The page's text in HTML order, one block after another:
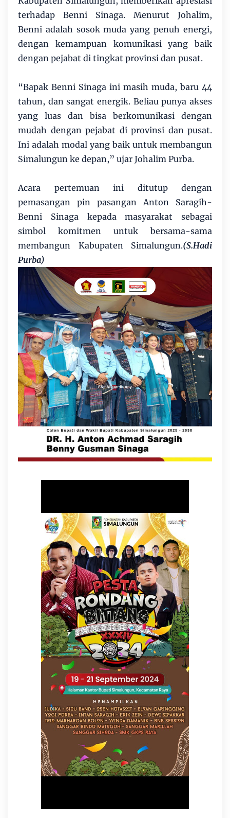
terhadap Benni Sinaga. Menurut Johalim,
Benni adalah sosok muda yang penuh energi,
dengan kemampuan komunikasi yang baik
dengan pejabat di tingkat provinsi dan pusat.
“Bapak Benni Sinaga ini masih muda, baru 44
tahun, dan sangat energik. Beliau punya akses
yang luas dan bisa berkomunikasi dengan
mudah dengan pejabat di provinsi dan pusat.
Ini adalah modal yang baik untuk membangun
Simalungun ke depan,” ujar Johalim Purba.
Acara pertemuan ini ditutup dengan
pemasangan pin pasangan Anton Saragih-
Benni Sinaga kepada masyarakat sebagai
simbol komitmen untuk bersama-sama
membangun Kabupaten Simalungun.(S.Hadi
Purba)